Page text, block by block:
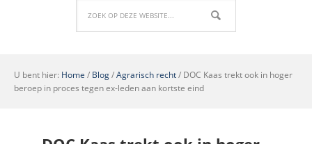
U bent hier: Home / Blog/Agrarisch recht/ DOC Kaas trekt ook in hoger
beroep in proces tegen ex-leden aan kortste eind